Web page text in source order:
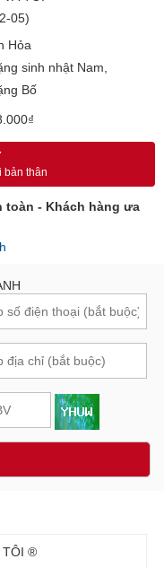
05)
Hỏa
sinh nhật Nam
Bố
bản thân
toàn - Khách hàng ưa
TÔI ®